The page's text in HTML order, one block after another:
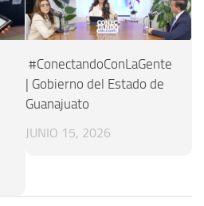
#ConectandoConLaGente
| Gobierno del Estado de
Guanajuato
JUNIO 15, 2026